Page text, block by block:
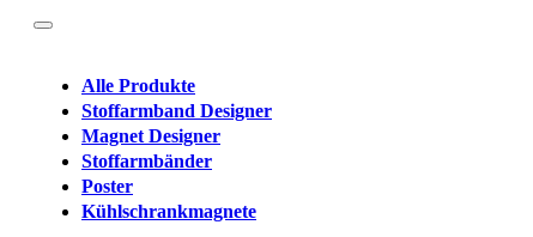
Alle Produkte
Stoffarmband Designer
Magnet Designer
Stoffarmbänder
Poster
Kühlschrankmagnete